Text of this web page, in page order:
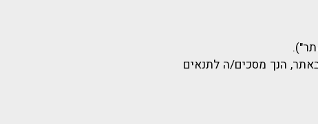
הנך מסכים/ה לתנאים